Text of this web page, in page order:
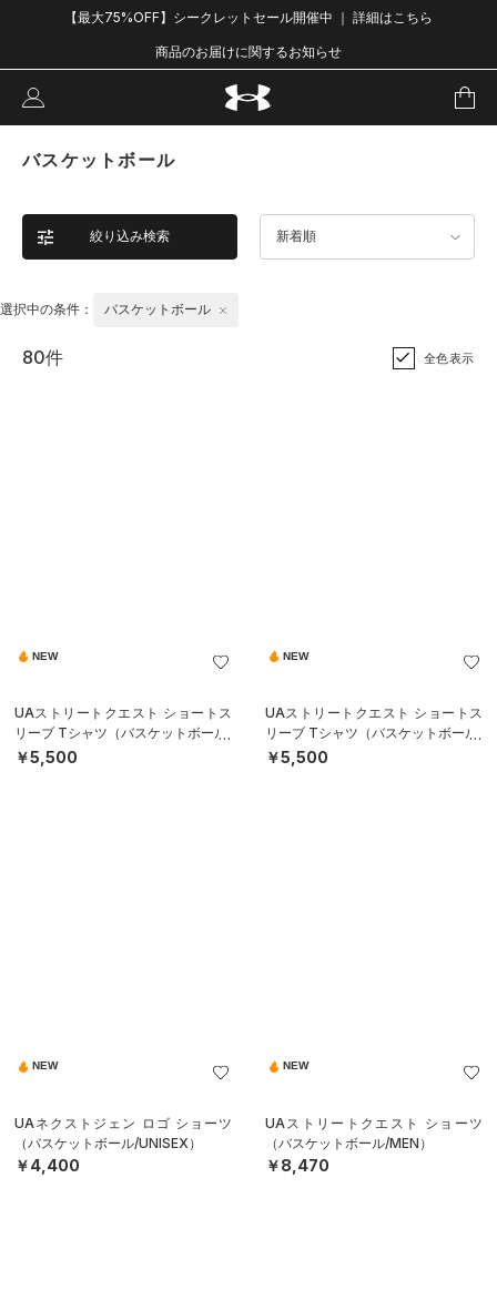
【最大75%OFF】シークレットセール開催中 ｜ 詳細はこちら
商品のお届けに関するお知らせ
バスケットボール
絞り込み検索 新着順
選択中の条件： バスケットボール
80件 全色表示
NEW
UAストリートクエスト ショートス
リーブ Tシャツ（バスケットボール/
MEN）
￥5,500
NEW
UAストリートクエスト ショートス
リーブ Tシャツ（バスケットボール/
MEN）
￥5,500
NEW
UAネクストジェン ロゴ ショーツ
（バスケットボール/UNISEX）
￥4,400
NEW
UAストリートクエスト ショーツ
（バスケットボール/MEN）
￥8,470